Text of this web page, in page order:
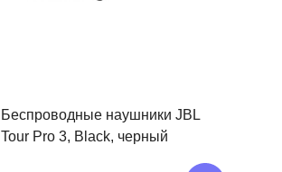
Беспроводные наушники JBL
Tour Pro 3, Black, черный